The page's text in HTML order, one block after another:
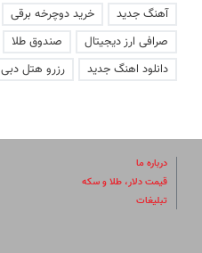
آهنگ جدید
خرید دوچرخه برقی
صرافی ارز دیجیتال
صندوق طلا
دانلود اهنگ جدید
رزرو هتل دبی
درباره ما
قیمت دلار، طلا و سکه
تبلیغات